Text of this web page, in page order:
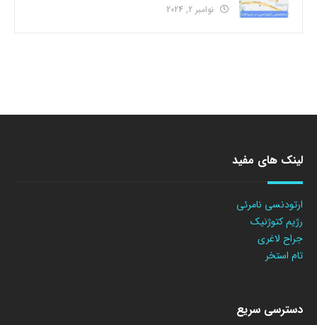
نوامبر 2, 2024
لینک های مفید
ارتودنسی نامرئی
رژیم کتوژنیک
جراح لاغری
تام استخر
دسترسی سریع